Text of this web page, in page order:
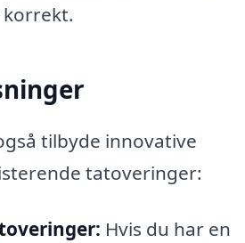
korrekt.
tilbyde innovative
tatoveringer:
Hvis du har en